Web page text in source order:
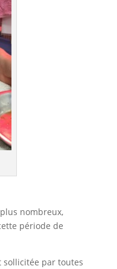
nombreux,
période de
sollicitée par toutes